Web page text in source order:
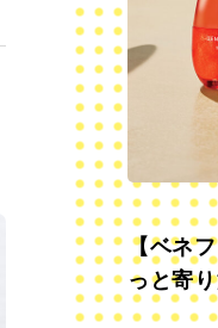
【ベネ
っと寄
心も前